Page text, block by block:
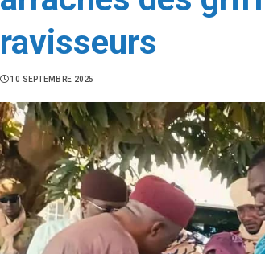
ravisseurs
10 SEPTEMBRE 2025